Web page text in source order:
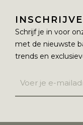
Schrijf je in voor
met de nieuwste
trends en